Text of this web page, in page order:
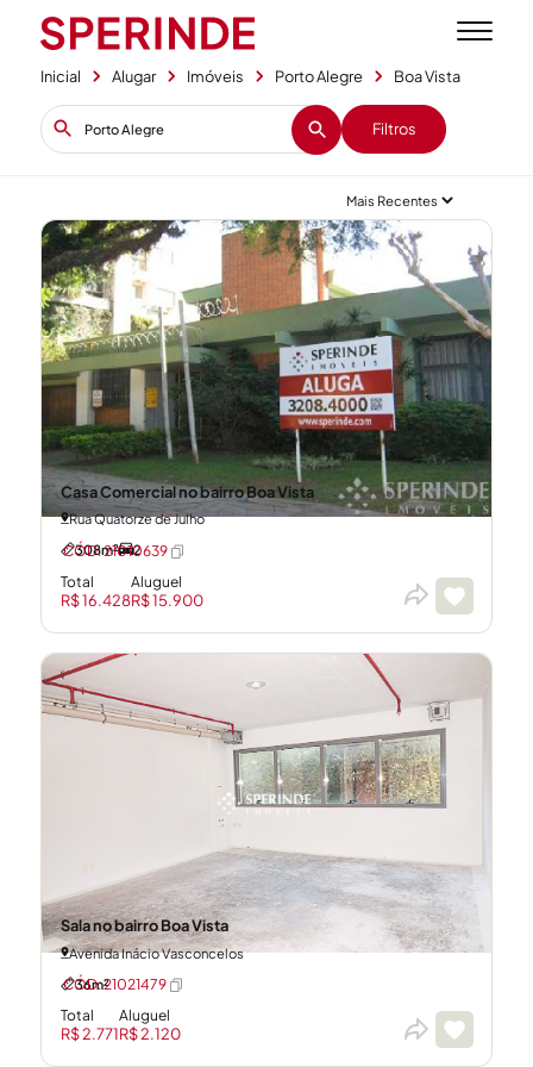
Inicial Alugar Imóveis Porto Alegre Boa Vista
+1 Filtros
Casa Comercial no bairro Boa Vista
Rua Quatorze de Julho
308m²
2
Total
R$ 16.428
Aluguel
R$ 15.900
CÓD: 21010639
Sala no bairro Boa Vista
Avenida Inácio Vasconcelos
36m²
Total
R$ 2.771
Aluguel
R$ 2.120
CÓD: 21021479